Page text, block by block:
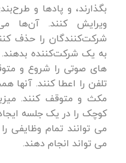
بگذارند، و پادها و
ویرایش کنند. آن‌ها
شرکت‌کنندگان را حذف
به یک شرکت‌کننده بدهند.
های صوتی را شروع و
تلفن را اعطا کنند. آنها
مکث و متوقف کنند.
کوچک را در یک جلسه
می توانند تمام وظایفی
می تواند انجام دهند.